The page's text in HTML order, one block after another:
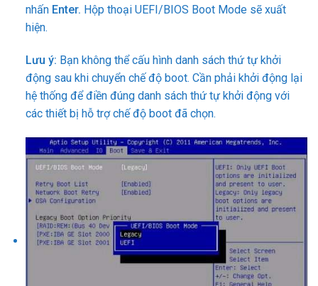
nhấn Enter. Hộp thoại UEFI/BIOS Boot Mode sẽ xuất
hiện.
Lưu ý: Bạn không thể cấu hình danh sách thứ tự khởi
động sau khi chuyển chế độ boot. Cần phải khởi động lại
hệ thống để điền đúng danh sách thứ tự khởi động với
các thiết bị hỗ trợ chế độ boot đã chọn.